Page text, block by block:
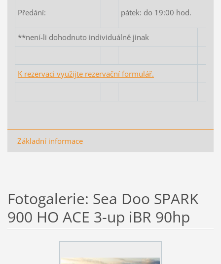
Předání: pátek: do 19:00 hod.
**není-li dohodnuto individuálně jinak
K rezervaci využijte rezervační formulář.
Základní informace
Fotogalerie: Sea Doo SPARK
900 HO ACE 3-up iBR 90hp